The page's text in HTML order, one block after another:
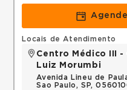
Locais de Atendimento
Centro Médico III
Luiz Morumbi
Avenida Lineu de
Sao Paulo, SP,